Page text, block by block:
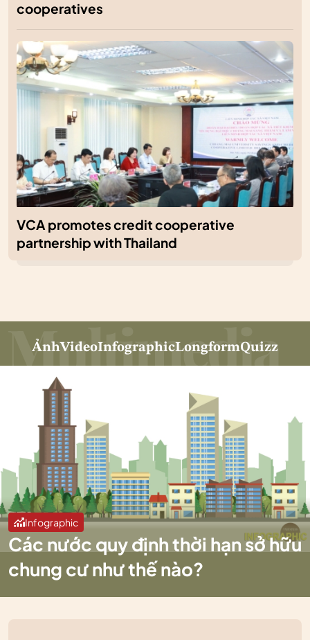
cooperatives
VCA promotes credit cooperative
partnership with Thailand
ẢnhVideoInfographicLongformQuizz
Infographic
Các nước quy định thời hạn sở hữu
chung cư như thế nào?